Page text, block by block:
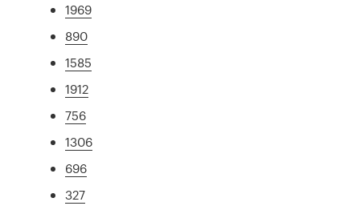
1969
890
1585
1912
756
1306
696
327